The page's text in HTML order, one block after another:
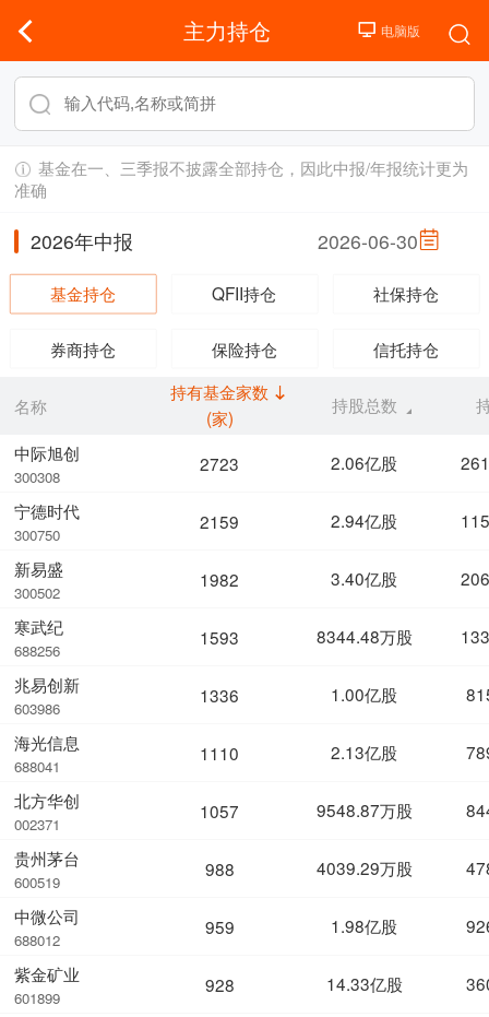
主力持仓
基金在一、三季报不披露全部持仓，因此中报/年报统计更为
准确
2026年中报 2026-06-30
基金持仓 QFII持仓 社保持仓
券商持仓 保险持仓 信托持仓
名称
中际旭创
300308
宁德时代
300750
新易盛
300502
寒武纪
688256
兆易创新
603986
海光信息
688041
北方华创
002371
贵州茅台
600519
中微公司
688012
紫金矿业
601899
持有基金家数
(家)
持股总数
2723 2.06亿股
2159 2.94亿股
1982 3.40亿股
1593 8344.48万股
1336 1.00亿股
1110 2.13亿股
1057 9548.87万股
988 4039.29万股
959 1.98亿股
928 14.33亿股